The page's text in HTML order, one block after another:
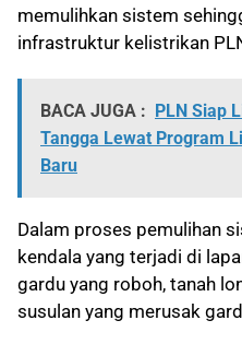
memulihkan sistem
infrastruktur kelistrikan
BACA JUGA : PLN Siap
Tangga Lewat Program
Baru
Dalam proses pemulihan
kendala yang terjadi di
gardu yang roboh, tanah
susulan yang merusak